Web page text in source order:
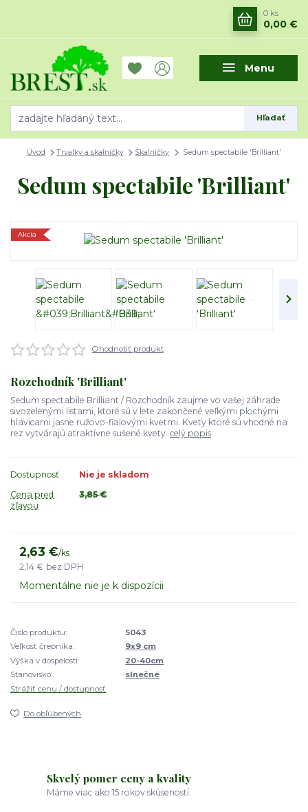
Menu
Hľadať
0 ks
0,00 €
Úvod Trvalky a skalničky Skalničky Sedum spectabile 'Brilliant'
Sedum spectabile 'Brilliant'
Akcia
Ohodnotiť produkt
Rozchodník 'Brilliant'
Sedum spectabile Brilliant / Rozchodník zaujme vo vašej záhrade
sivozelenými listami, ktoré sú v lete zakončené veľkými plochými
hlavicami jasne ružovo-fialovými kvetmi. Kvety ktoré sú vhodné na
rez vytvárajú atraktívne sušené kvety. celý popis
Dostupnosť
Nie je skladom
Cena pred
zľavou
3,85 €
2,63 €/ks
2,14 € bez DPH
Momentálne nie je k dispozícii
Číslo produktu:
5043
Veľkosť črepníka:
9x9 cm
Výška v dospelosti:
20-40cm
Stanovisko:
slnečné
Strážiť cenu / dostupnosť
Do obľúbených
Skvelý pomer ceny a kvality
Máme viac ako 15 rokov skúseností.